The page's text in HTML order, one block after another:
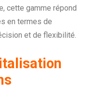
cette gamme répond
en termes de
et de flexibilité.